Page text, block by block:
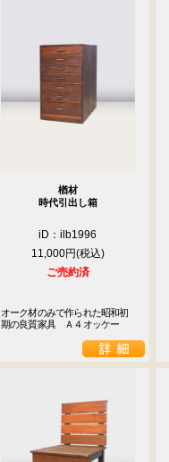
楢材
時代引出し箱
iD：ilb1996
11,000円
ご売約済
オーク材のみで作られた昭和初
期の良質家具　Ａ４オッケー